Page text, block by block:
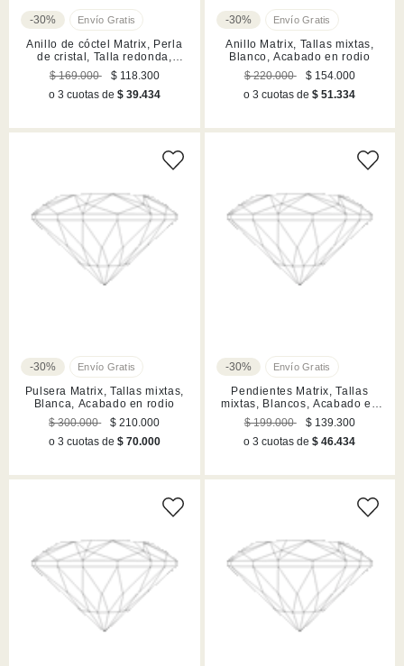
-30%
Anillo de cóctel Matrix, Perla
de cristal, Talla redonda,
Blanco, Acabado en rodio
$ 169.000
$ 118.300
o 3 cuotas de $ 39.434
-30%
Anillo Matrix, Tallas mixtas,
Blanco, Acabado en rodio
$ 220.000
$ 154.000
o 3 cuotas de$ 51.334
-30%
Pulsera Matrix, Tallas mixtas,
Blanca, Acabado en rodio
$ 300.000
$ 210.000
o 3 cuotas de $ 70.000
-30%
Pendientes Matrix, Tallas
mixtas, Blancos, Acabado en
rodio
$ 199.000
$ 139.300
o 3 cuotas de$ 46.434